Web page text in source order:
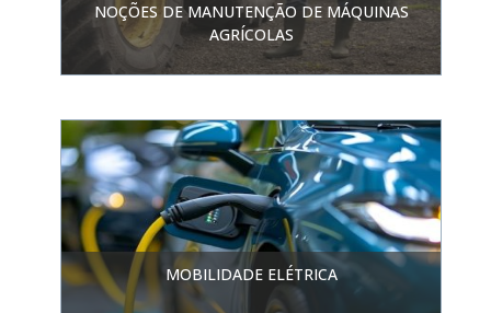
NOÇÕES DE MANUTENÇÃO DE MÁQUINAS
AGRÍCOLAS
MOBILIDADE ELÉTRICA